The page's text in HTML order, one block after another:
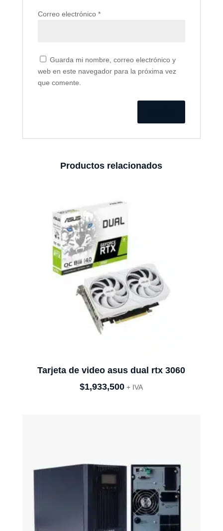
Correo electrónico *
Guarda mi nombre, correo electrónico y
web en este navegador para la próxima vez
que comente.
Productos relacionados
Tarjeta de video asus dual rtx 3060
$1,933,500 + IVA